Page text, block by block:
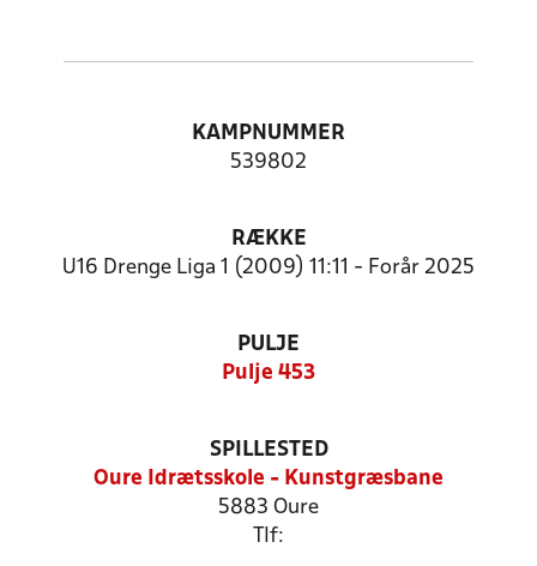
KAMPNUMMER
539802
RÆKKE
U16 Drenge Liga 1 (2009) 11:11 - Forår 2025
PULJE
Pulje 453
SPILLESTED
Oure Idrætsskole - Kunstgræsbane
5883 Oure
Tlf: